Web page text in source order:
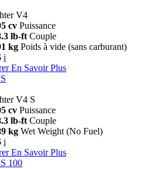
V4
cv Puissance
lb-ft Couple
kg Poids à vide (sans carburant)
i
En Savoir Plus
V4 S
cv Puissance
lb-ft Couple
kg Wet Weight (No Fuel)
i
En Savoir Plus
100